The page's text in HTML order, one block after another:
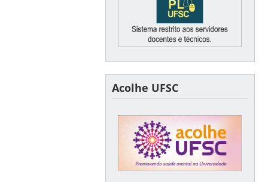
Acolhe UFSC